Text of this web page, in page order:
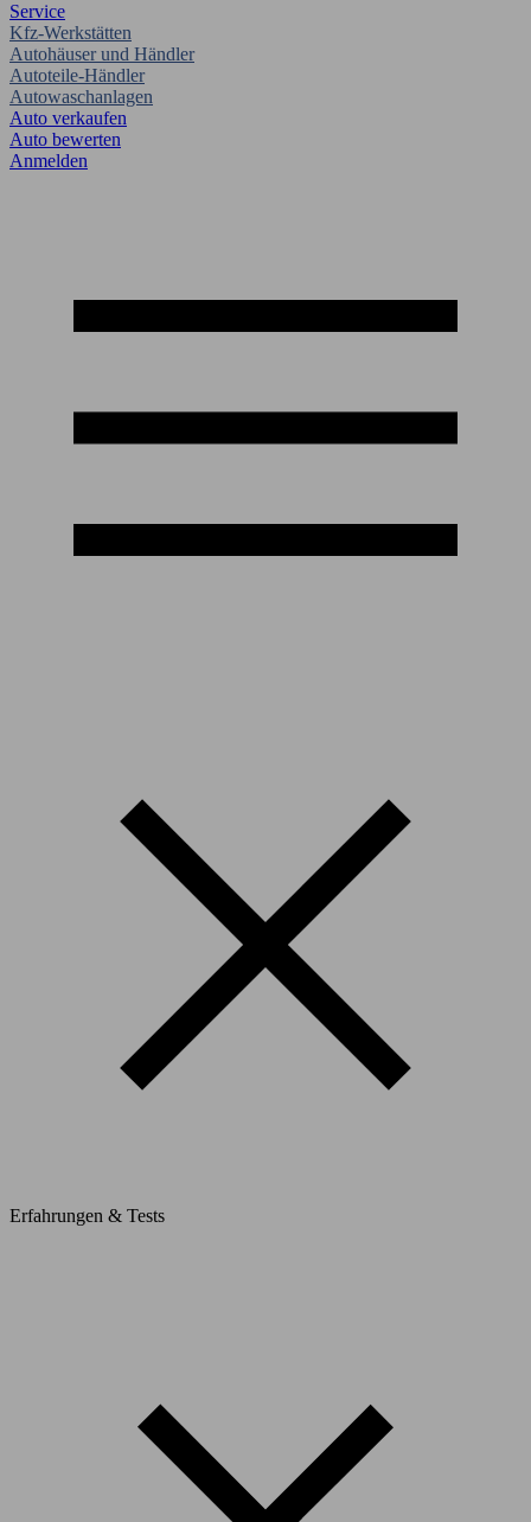
Service
Kfz-Werkstätten
Autohäuser und Händler
Autoteile-Händler
Autowaschanlagen
Auto verkaufen
Auto bewerten
Anmelden
Erfahrungen & Tests